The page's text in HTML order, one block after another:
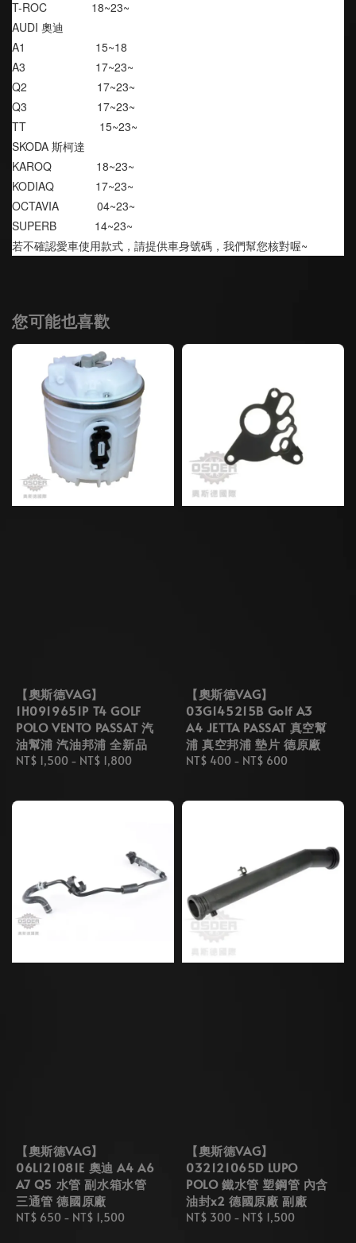
T-ROC              18~23~
AUDI 奧迪
A1                      15~18
A3                      17~23~
Q2                      17~23~
Q3                      17~23~
TT                       15~23~
SKODA 斯柯達
KAROQ              18~23~
KODIAQ             17~23~
OCTAVIA            04~23~
SUPERB            14~23~
若不確認愛車使用款式，請提供車身號碼，我們幫您核對喔~
您可能也喜歡
【奧斯德VAG】
1H0919651P T4 GOLF
POLO VENTO PASSAT 汽
油幫浦 汽油邦浦 全新品
Regular
NT$ 1,500 - NT$ 1,800
【奧斯德VAG】
03G145215B Golf A3
A4 JETTA PASSAT 真空幫
浦 真空邦浦 墊片 德原廠
Regular
NT$ 400 - NT$ 600
【奧斯德VAG】
06L121081E 奧迪 A4 A6
A7 Q5 水管 副水箱水管
三通管 德國原廠
Regular
NT$ 650 - NT$ 1,500
【奧斯德VAG】
032121065D LUPO
POLO 鐵水管 塑鋼管 內含
油封x2 德國原廠 副廠
Regular
NT$ 300 - NT$ 1,500